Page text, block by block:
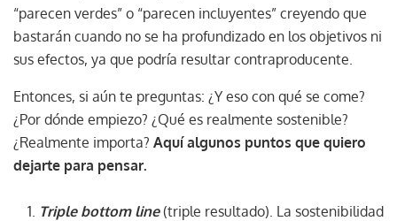
“parecen verdes” o “parecen incluyentes” creyendo que
bastarán cuando no se ha profundizado en los objetivos ni
sus efectos, ya que podría resultar contraproducente.
Entonces, si aún te preguntas: ¿Y eso con qué se come?
¿Por dónde empiezo? ¿Qué es realmente sostenible?
¿Realmente importa? Aquí algunos puntos que quiero
dejarte para pensar.
1. Triple bottom line(triple resultado). La sostenibilidad